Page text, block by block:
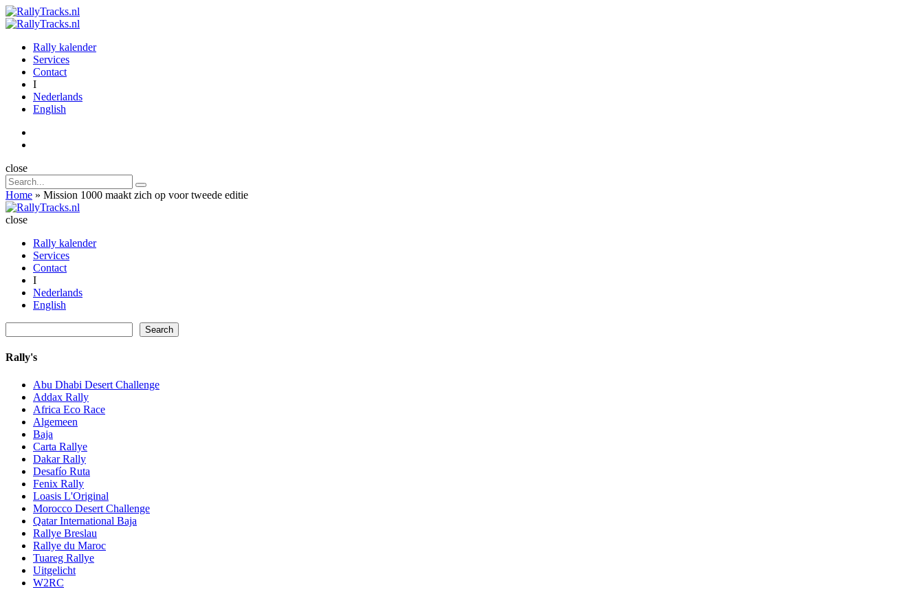
Menu
Search
Menu
Rally kalender
Services
Contact
I
Nederlands
English
Search
close
Search
for:
Search
Home » Mission 1000 maakt zich op voor tweede editie
close
Rally kalender
Services
Contact
I
Nederlands
English
Search
Rally's
Abu Dhabi Desert Challenge
Addax Rally
Africa Eco Race
Algemeen
Baja
Carta Rallye
Dakar Rally
Desafío Ruta
Fenix Rally
Loasis L'Original
Morocco Desert Challenge
Qatar International Baja
Rallye Breslau
Rallye du Maroc
Tuareg Rallye
Uitgelicht
W2RC